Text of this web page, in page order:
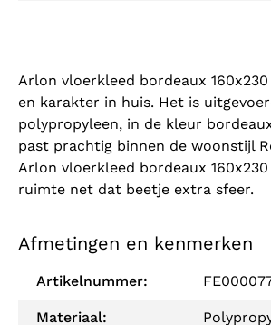
Arlon vloerkleed bordeaux
en karakter in huis. Het is
polypropyleen, in de kleur
past prachtig binnen de woonstijl
Arlon vloerkleed bordeaux
ruimte net dat beetje extra sfeer.
Afmetingen en kenmerken
Artikelnummer:
Materiaal: